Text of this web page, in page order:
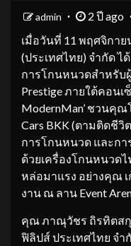
admin 2 ปี ago
เมื่อวันที่ 11 พฤศจิกา
(ประเทศไทย) จำกัด
การโกนหนวดสำหรับ
Prestige ภายใต้คอนเซ็
ModernMan’ ชวนคุณ
Cars BKK (ตามติดชี
การโกนหนวด และกา
ด้วยเครื่องโกนหนวด
หล่อมาแรง อย่างคุณ
งาน ณ ลาน Event
คุณ ภาณุวัชร ถิรทิตสกุล
ฟิลิปส์ ประเทศไทย จำ